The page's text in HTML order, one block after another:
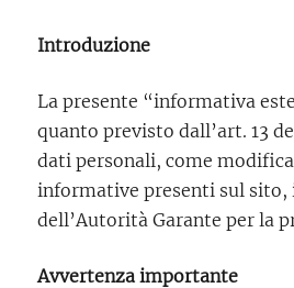
Introduzione
La presente “informativa
quanto previsto dall’art. 13
dati personali, come
informative presenti sul sito,
dell’Autorità Garante per la
Avvertenza importante